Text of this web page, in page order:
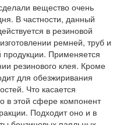
вещество очень
В частности, данный
в резиновой
ремней, труб и
продукции. Применяется
резинового клея. Кроме
для обезжиривания
Что касается
в этой сфере компонент
Подходит оно и в